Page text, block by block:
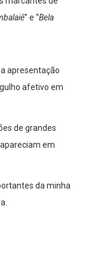
” e “Bela
apresentação
afetivo em
de grandes
em
da minha